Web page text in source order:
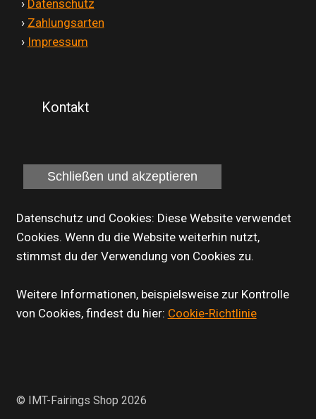
› Datenschutz
› Zahlungsarten
› Impressum
Kontakt
Datenschutz und Cookies: Diese Website verwendet
Cookies. Wenn du die Website weiterhin nutzt,
stimmst du der Verwendung von Cookies zu.
Weitere Informationen, beispielsweise zur Kontrolle
von Cookies, findest du hier: Cookie-Richtlinie
© IMT-Fairings Shop 2026